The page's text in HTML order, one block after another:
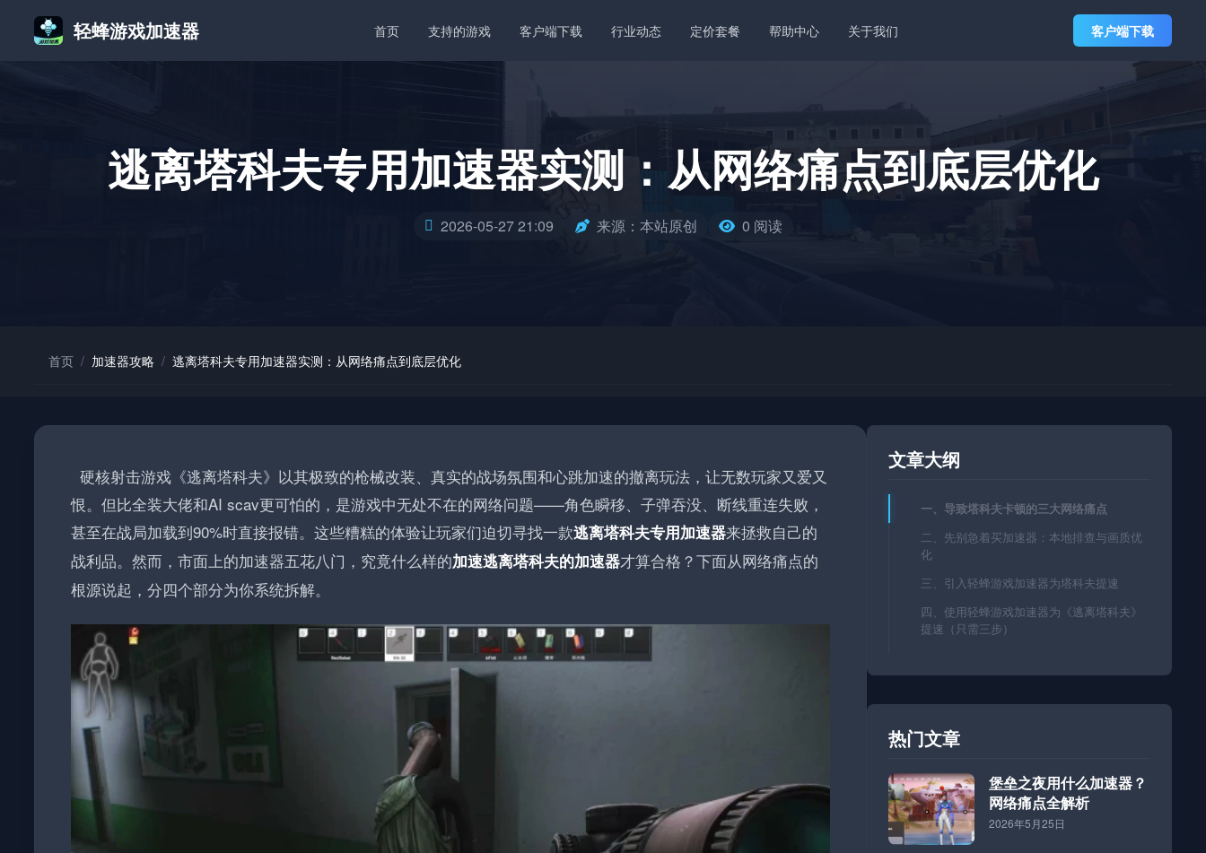
轻蜂游戏加速器 首页 支持的游戏 客户端下载 行业动态 定价套餐 帮助中心 关于我们 客户端下载
逃离塔科夫专用加速器实测：从网络痛点到底层优化
2026-05-27 21:09 来源：本站原创 0 阅读
首页 / 加速器攻略 / 逃离塔科夫专用加速器实测：从网络痛点到底层优化
硬核射击游戏《逃离塔科夫》以其极致的枪械改装、真实的战场氛围和心跳加速的撤离玩法，让无数玩家又爱又
恨。但比全装大佬和AI scav更可怕的，是游戏中无处不在的网络问题——角色瞬移、子弹吞没、断线重连失败，
甚至在战局加载到90%时直接报错。这些糟糕的体验让玩家们迫切寻找一款逃离塔科夫专用加速器来拯救自己的
战利品。然而，市面上的加速器五花八门，究竟什么样的加速逃离塔科夫的加速器才算合格？下面从网络痛点的
根源说起，分四个部分为你系统拆解。
文章大纲
一、导致塔科夫卡顿的三大网络痛点
二、先别急着买加速器：本地排查与画质优
化
三、引入轻蜂游戏加速器为塔科夫提速
四、使用轻蜂游戏加速器为《逃离塔科夫》
提速（只需三步）
热门文章
堡垒之夜用什么加速器？
网络痛点全解析
2026年5月25日